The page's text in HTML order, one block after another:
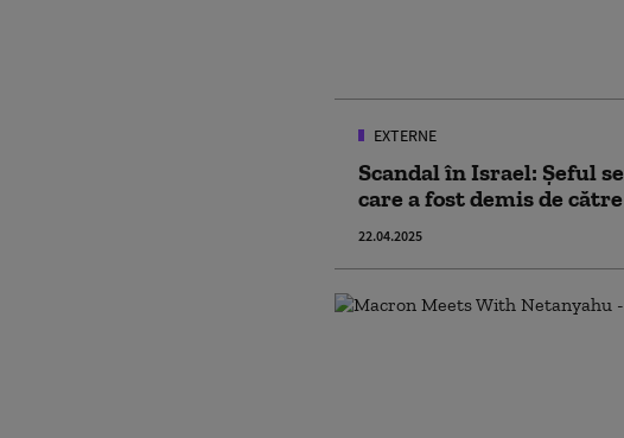
EXTERNE
Scandal în Israel: Șeful
care a fost demis de
22.04.2025